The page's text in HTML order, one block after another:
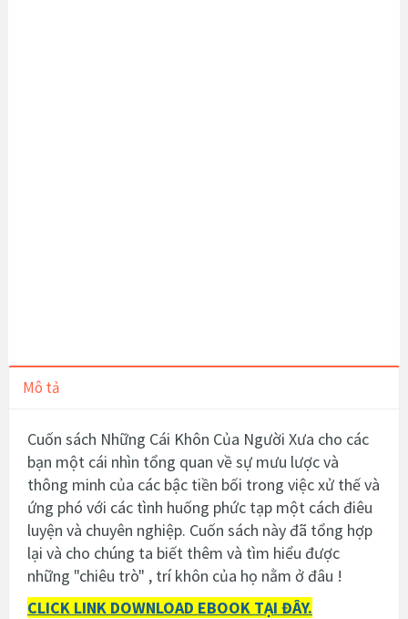
Mô tả
Cuốn sách Những Cái Khôn Của Người Xưa cho các
bạn một cái nhìn tổng quan về sự mưu lược và
thông minh của các bậc tiền bối trong việc xử thế và
ứng phó với các tình huống phức tạp một cách điêu
luyện và chuyên nghiệp. Cuốn sách này đã tổng hợp
lại và cho chúng ta biết thêm và tìm hiểu được
những "chiêu trò" , trí khôn của họ nằm ở đâu !
CLICK LINK DOWNLOAD EBOOK TẠI ĐÂY.